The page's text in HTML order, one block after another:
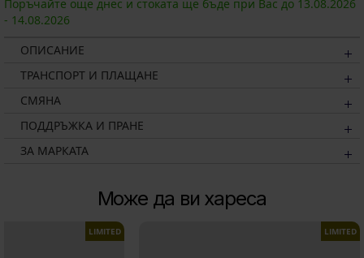
Поръчайте още днес и стоката ще бъде при Вас до 13.08.2026
- 14.08.2026
ОПИСАНИЕ
ТРАНСПОРТ И ПЛАЩАНЕ
СМЯНА
ПОДДРЪЖКА И ПРАНЕ
ЗА МАРКАТА
Може да ви хареса
LIMITED LIMITED